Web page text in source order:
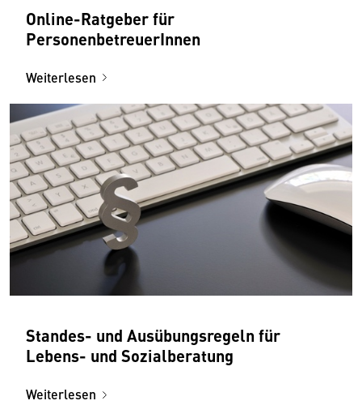
Online-Ratgeber für
PersonenbetreuerInnen
Weiterlesen
Standes- und Ausübungsregeln für
Lebens- und Sozialberatung
Weiterlesen